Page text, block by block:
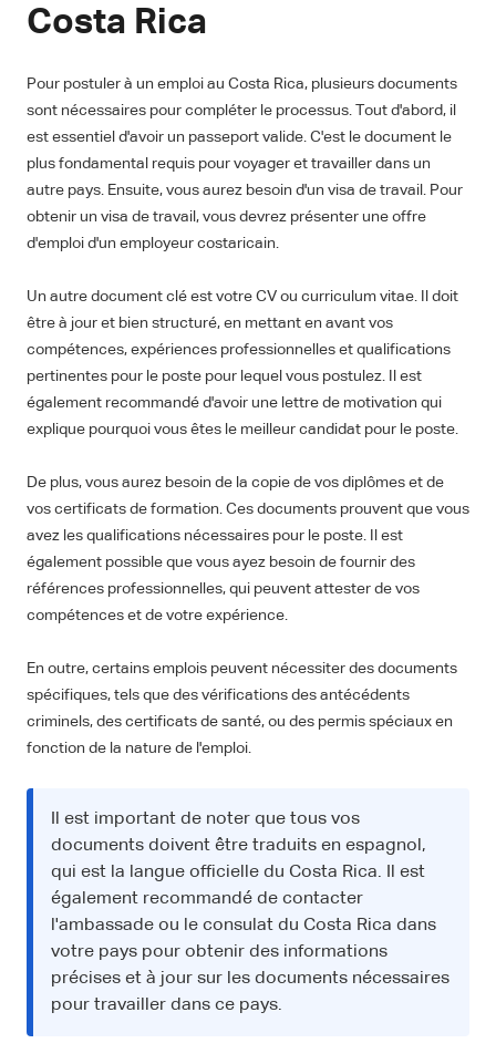
Costa Rica
Pour postuler à un emploi au Costa Rica, plusieurs documents
sont nécessaires pour compléter le processus. Tout d'abord, il
est essentiel d'avoir un passeport valide. C'est le document le
plus fondamental requis pour voyager et travailler dans un
autre pays. Ensuite, vous aurez besoin d'un visa de travail. Pour
obtenir un visa de travail, vous devrez présenter une offre
d'emploi d'un employeur costaricain.
Un autre document clé est votre CV ou curriculum vitae. Il doit
être à jour et bien structuré, en mettant en avant vos
compétences, expériences professionnelles et qualifications
pertinentes pour le poste pour lequel vous postulez. Il est
également recommandé d'avoir une lettre de motivation qui
explique pourquoi vous êtes le meilleur candidat pour le poste.
De plus, vous aurez besoin de la copie de vos diplômes et de
vos certificats de formation. Ces documents prouvent que vous
avez les qualifications nécessaires pour le poste. Il est
également possible que vous ayez besoin de fournir des
références professionnelles, qui peuvent attester de vos
compétences et de votre expérience.
En outre, certains emplois peuvent nécessiter des documents
spécifiques, tels que des vérifications des antécédents
criminels, des certificats de santé, ou des permis spéciaux en
fonction de la nature de l'emploi.
Il est important de noter que tous vos
documents doivent être traduits en espagnol,
qui est la langue officielle du Costa Rica. Il est
également recommandé de contacter
l'ambassade ou le consulat du Costa Rica dans
votre pays pour obtenir des informations
précises et à jour sur les documents nécessaires
pour travailler dans ce pays.